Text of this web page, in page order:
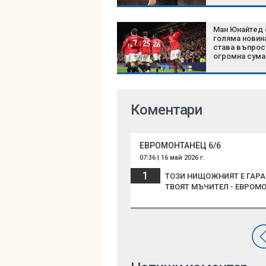
Ман Юнайтед
голяма
става въпрос
огромна сума
Коментари
ЕВРОМОНТАНЕЦ 6/6
07:36 | 16 май 2026 г.
1
ТОЗИ НИЩОЖНИЯТ Е
ТВОЯТ МЪЧИТЕЛ -